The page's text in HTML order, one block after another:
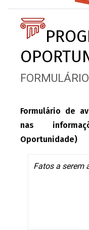
Formulário de
nas
Oportunidade)